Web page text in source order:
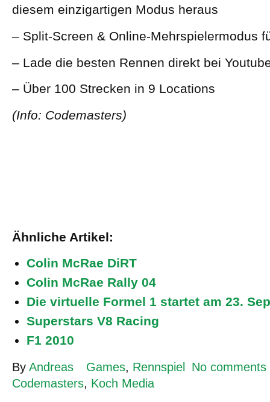
diesem einzigartigen Modus heraus
– Split-Screen & Online-Mehrspielermodus
– Lade die besten Rennen direkt bei
– Über 100 Strecken in 9 Locations
(Info: Codemasters)
Ähnliche Artikel:
Colin McRae DiRT
Colin McRae Rally 04
Die virtuelle Formel 1 startet am 23.
Superstars V8 Racing
F1 2010
By Andreas Games, Rennspiel
No comments
Codemasters, Koch Media